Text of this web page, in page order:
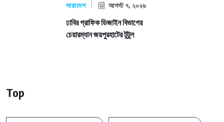
সারাদেশ আগস্ট ৭, ২০২৬
ঢাবির গ্রাফিক ডিজাইন বিভাগের
চেয়ারম্যান জয়পুরহাটের টুটুল
Top